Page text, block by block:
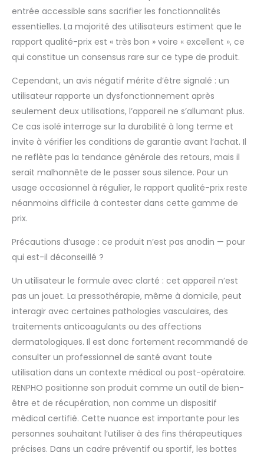
masseur de pieds et
de jambes RENPHO
dans le bien-être
personnel, idéal
des mères, les
anniversaires, les
fêtes d'anniversaire
de couple ou d'autres
occasions spéciales,
afin de favoriser la
détente et le bien-
être de vos proches
entrée accessible sans sacrifier les fonctionnalités
essentielles. La majorité des utilisateurs estiment que le
rapport qualité-prix est « très bon » voire « excellent », ce
qui constitue un consensus rare sur ce type de produit.
Cependant, un avis négatif mérite d’être signalé : un
utilisateur rapporte un dysfonctionnement après
seulement deux utilisations, l’appareil ne s’allumant plus.
Ce cas isolé interroge sur la durabilité à long terme et
invite à vérifier les conditions de garantie avant l’achat. Il
ne reflète pas la tendance générale des retours, mais il
serait malhonnête de le passer sous silence. Pour un
usage occasionnel à régulier, le rapport qualité-prix reste
néanmoins difficile à contester dans cette gamme de
prix.
Précautions d’usage : ce produit n’est pas anodin — pour
qui est-il déconseillé ?
Un utilisateur le formule avec clarté : cet appareil n’est
pas un jouet. La pressothérapie, même à domicile, peut
interagir avec certaines pathologies vasculaires, des
traitements anticoagulants ou des affections
dermatologiques. Il est donc fortement recommandé de
consulter un professionnel de santé avant toute
utilisation dans un contexte médical ou post-opératoire.
RENPHO positionne son produit comme un outil de bien-
être et de récupération, non comme un dispositif
médical certifié. Cette nuance est importante pour les
personnes souhaitant l’utiliser à des fins thérapeutiques
précises. Dans un cadre préventif ou sportif, les bottes